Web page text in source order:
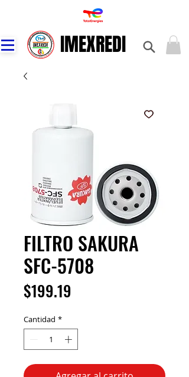
IMEXREDI
IMEXREDI
FILTRO SAKURA
SFC-5708
$199.19
Cantidad *